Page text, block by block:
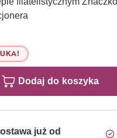
Dodaj do koszyka
już od